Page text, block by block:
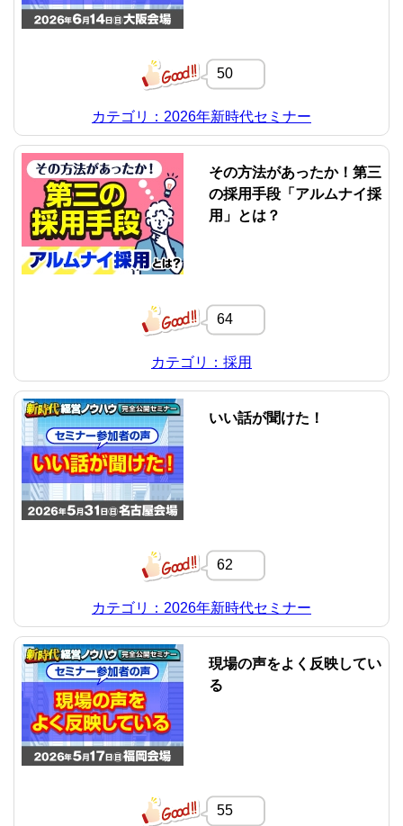
50
カテゴリ：2026年新時代セミナー
その方法があったか！第三
の採用手段「アルムナイ採
用」とは？
64
カテゴリ：採用
いい話が聞けた！
62
カテゴリ：2026年新時代セミナー
現場の声をよく反映してい
る
55